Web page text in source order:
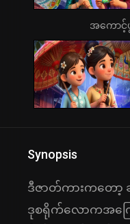
အကောင့်
Synopsis
ဒီဇာတ်ကားကတော့
ဒုစရိုက်လောကအကြ